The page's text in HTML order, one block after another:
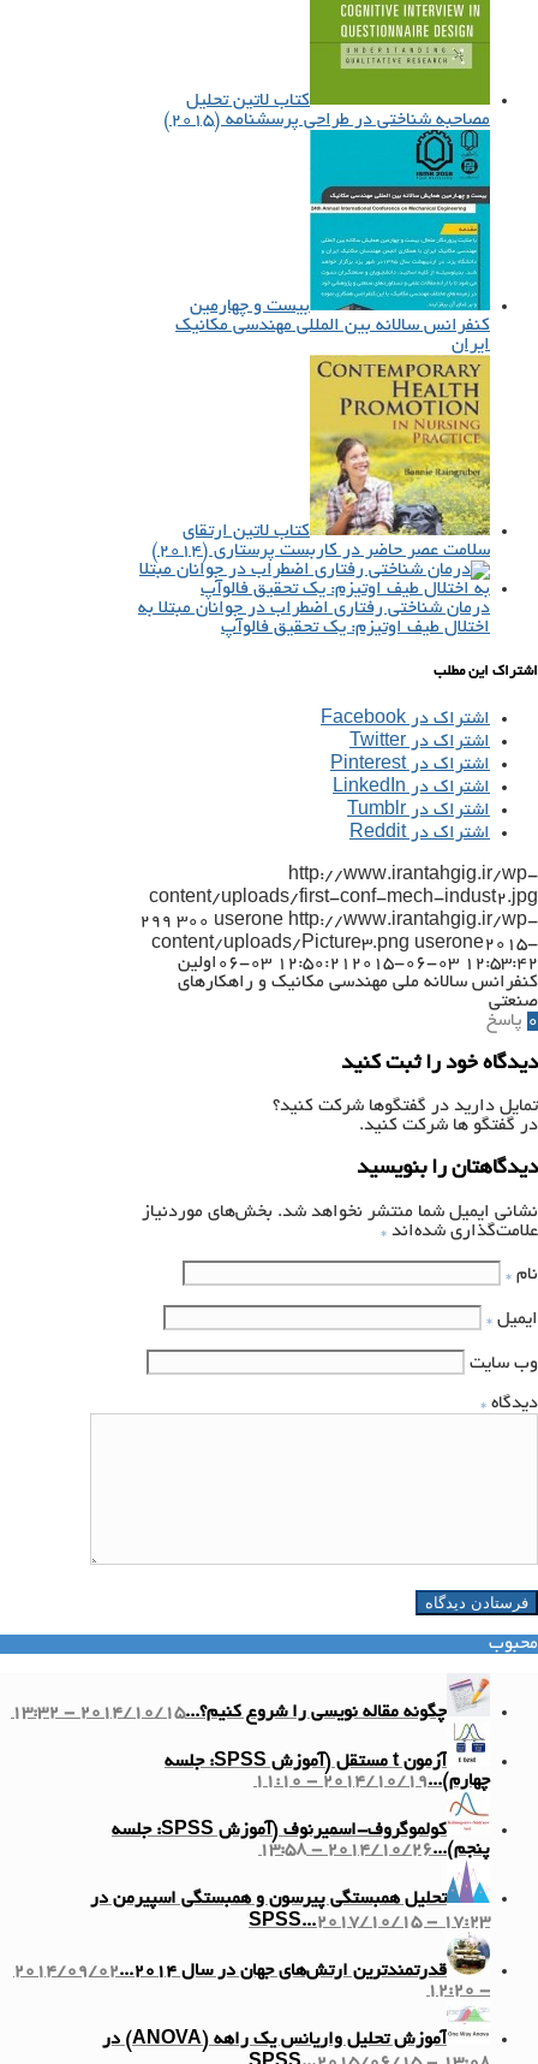
کتاب لاتین تحلیل
مصاحبه شناختی در طراحی پرسشنامه (۲۰۱۵)
بیست و چهارمین
کنفرانس سالانه بین ­المللی مهندسی مکانیک
ایران
کتاب لاتین ارتقای
سلامت عصر حاضر در کاربست پرستاری (۲۰۱۴)
درمان شناختی رفتاری اضطراب در جوانان مبتلا به
اختلال طیف اوتیزم: یک تحقیق فالوآپ
اشتراک این مطلب
اشتراک در Facebook
اشتراک در Twitter
اشتراک در Pinterest
اشتراک در LinkedIn
اشتراک در Tumblr
اشتراک در Reddit
http://www.irantahgig.ir/wp-
content/uploads/first-conf-mech-indust2.jpg
299 300 userone http://www.irantahgig.ir/wp-
content/uploads/Picture3.png userone2015-
06-03 12:50:21 2015-06-03 12:53:42
اولین
کنفرانس سالانه ملی مهندسی مکانیک و راهکارهای
صنعتی
0 پاسخ
دیدگاه خود را ثبت کنید
تمایل دارید در گفتگوها شرکت کنید؟
در گفتگو ها شرکت کنید.
دیدگاهتان را بنویسید
نشانی ایمیل شما منتشر نخواهد شد. بخش‌های موردنیاز
علامت‌گذاری شده‌اند *
نام *
ایمیل *
وب‌ سایت
دیدگاه *
محبوب
چگونه مقاله نویسی را شروع کنیم؟...2014/10/15 - 13:32
آزمون t مستقل (آموزش SPSS: جلسه
چهارم)...2014/10/19 - 11:10
کولموگروف-اسمیرنوف (آموزش SPSS: جلسه
پنجم)...2014/10/26 - 13:58
تحلیل همبستگی پیرسون و همبستگی اسپیرمن در
SPSS...2017/10/15 - 17:23
قدرتمندترین ارتش‌های جهان در سال ۲۰۱۴...
2014/09/02
- 12:20
آموزش تحلیل واریانس یک راهه (ANOVA) در